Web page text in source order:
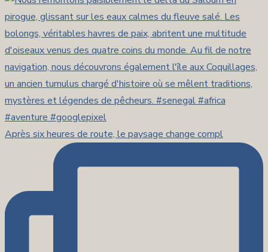
Après six heures de route, le paysage change compl